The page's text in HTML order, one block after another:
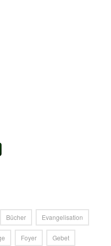
Bücher Evangelisation
Foyer Gebet